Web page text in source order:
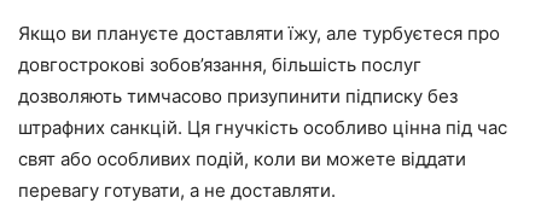
Якщо ви плануєте доставляти їжу, але турбуєтеся про
довгострокові зобов’язання, більшість послуг
дозволяють тимчасово призупинити підписку без
штрафних санкцій. Ця гнучкість особливо цінна під час
свят або особливих подій, коли ви можете віддати
перевагу готувати, а не доставляти.